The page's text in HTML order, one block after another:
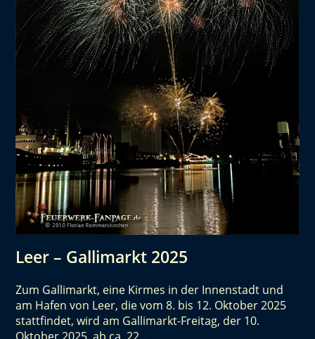
Leer – Gallimarkt 2025
Zum Gallimarkt, eine Kirmes in der Innenstadt und
am Hafen von Leer, die vom 8. bis 12. Oktober 2025
stattfindet, wird am Gallimarkt-Freitag, der 10.